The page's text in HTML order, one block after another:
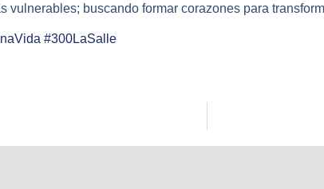
vulnerables; buscando formar corazones para
#300LaSalle